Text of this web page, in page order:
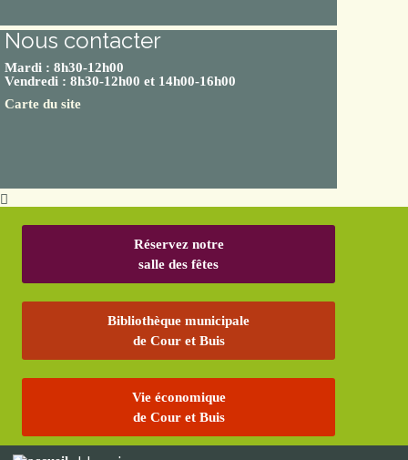
Nous contacter
Mardi : 8h30-12h00
Vendredi : 8h30-12h00 et 14h00-16h00
Carte du site
Réservez notre
salle des fêtes
Bibliothèque municipale
de Cour et Buis
Vie économique
de Cour et Buis